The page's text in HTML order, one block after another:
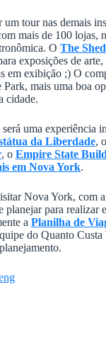
tour nas demais
mais de 100 lojas,
O The Shed
exposições de
em exibição ;) O
mais uma boa
cidade.
uma experiência
da Liberdade, o
, o Empire State
em Nova York.
Nova York, com
planejar para realizar
a Planilha de
do Quanto Custa